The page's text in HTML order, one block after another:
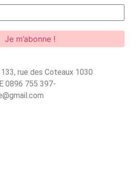
rue des Coteaux 1030
0896 755 397-